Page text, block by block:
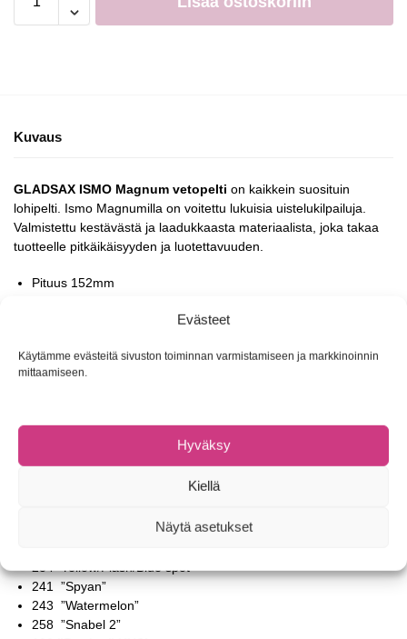
Evästeet
Käytämme evästeitä sivuston toiminnan varmistamiseen ja markkinoinnin
mittaamiseen.
Hyväksy
Kiellä
Näytä asetukset
Kuvaus
GLADSAX ISMO Magnum vetopelti on kaikkein suosituin
lohipelti. Ismo Magnumilla on voitettu lukuisia uistelukilpailuja.
Valmistettu kestävästä ja laadukkaasta materiaalista, joka takaa
tuotteelle pitkäikäisyyden ja luotettavuuden.
Pituus 152mm
Suositeltu vetonopeus n. 5km/t
Valmistettu Ruotsissa
108 Fluorescent Green & Yellow / White
223 Green-yellow/Flash
234 Yellow/Flash/Blue spot
241 ”Spyan”
243 ”Watermelon”
258 ”Snabel 2”